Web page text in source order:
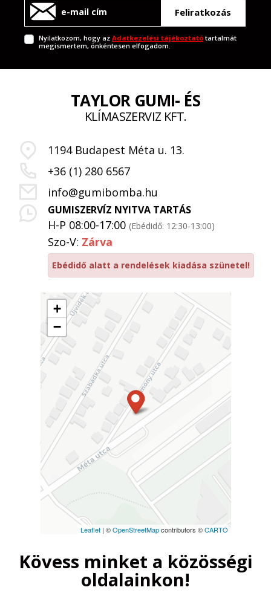
Feliratkozás
Nyilatkozom, hogy azAdatkezelési tájékoztató tartalmát
megismertem, önkéntesen elfogadom.
+
−
Leaflet| ©OpenStreetMapcontributors ©CARTO
TAYLOR GUMI- ÉS
KLÍMASZERVIZ KFT.
1194 Budapest Méta u. 13.
+36 (1) 280 6567
info@gumibomba.hu
GUMISZERVÍZ NYITVA TARTÁS
H-P 08:00-17:00 (Ebédidő: 12:30-13:00)
Szo-V: Zárva
Ebédidő alatt a rendelések kiadása szünetel!
Kövess minket a közösségi
oldalainkon!